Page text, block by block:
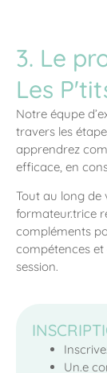
3. Le
Les
Notre équpe
travers les
apprendrez
efficace, en
Tout au long de
formateur.trice
compléments
compétences
session.
Un.e